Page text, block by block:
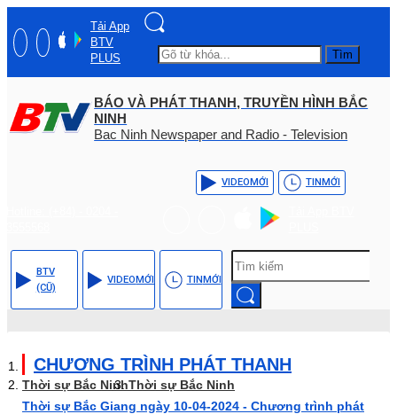
Tải App
BTV
PLUS
Tìm
BÁO VÀ PHÁT THANH, TRUYỀN HÌNH BẮC
NINH
Bac Ninh Newspaper and Radio - Television
VIDEOMỚI TINMỚI
BTV
(CŨ)
VIDEOMỚI TINMỚI
CHƯƠNG TRÌNH PHÁT THANH
Thời sự Bắc NinhThời sự Bắc Ninh
Thời sự Bắc Giang ngày 10-04-2024 - Chương trình phát